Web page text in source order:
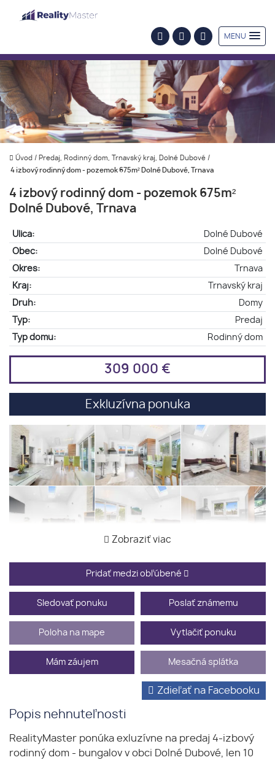
MENU
Úvod / Predaj, Rodinný dom, Trnavský kraj, Dolné Dubové /
4 izbový rodinný dom - pozemok 675m² Dolné Dubové, Trnava
4 izbový rodinný dom - pozemok 675m²
Dolné Dubové, Trnava
Ulica:
Dolné Dubové
Obec:
Dolné Dubové
Okres:
Trnava
Kraj:
Trnavský kraj
Druh:
Domy
Typ:
Predaj
Typ domu:
Rodinný dom
309 000 €
Exkluzívna ponuka
Zobraziť viac
Pridať medzi obľúbené
Sledovať ponuku Poslať známemu
Poloha na mape Vytlačiť ponuku
Mám záujem Mesačná splátka
Popis nehnuteľnosti
Zdieľať na Facebooku
RealityMaster ponúka exluzívne na predaj 4-izbový
rodinný dom - bungalov v obci Dolné Dubové, len 10